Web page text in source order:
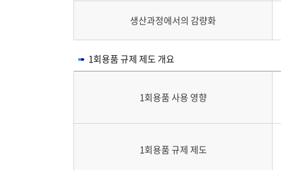
생산과정에서의 감량화
1회용품 규제 제도 개요
1회용품 사용 영향
1회용품 규제 제도